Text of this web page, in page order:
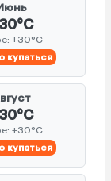
+30°C
купаться
+30°C
купаться